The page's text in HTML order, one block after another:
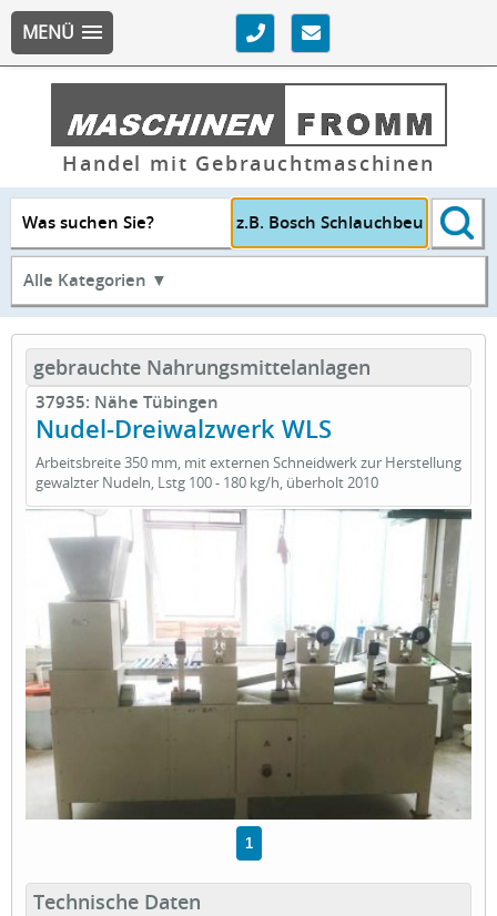
MENÜ
Handel mit Gebrauchtmaschinen
Was suchen Sie?
Alle Kategorien ▼
gebrauchte Nahrungsmittelanlagen
1
37935: Nähe Tübingen
Nudel-Dreiwalzwerk WLS
Arbeitsbreite 350 mm, mit externen Schneidwerk zur Herstellung
gewalzter Nudeln, Lstg 100 - 180 kg/h, überholt 2010
Technische Daten